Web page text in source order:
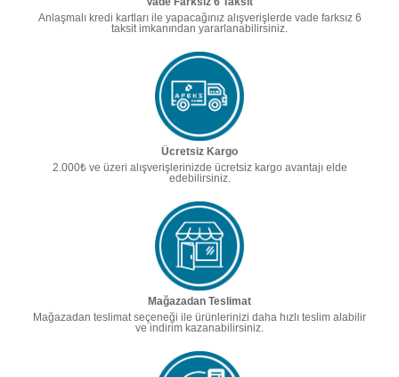
Anlaşmalı kredi kartları ile yapacağınız alışverişlerde vade farksız 6
taksit imkanından yararlanabilirsiniz.
Ücretsiz Kargo
2.000₺ ve üzeri alışverişlerinizde ücretsiz kargo avantajı elde
edebilirsiniz.
Mağazadan Teslimat
Mağazadan teslimat seçeneği ile ürünlerinizi daha hızlı teslim alabilir
ve indirim kazanabilirsiniz.